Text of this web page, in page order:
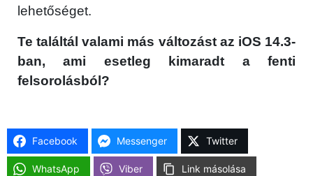
lehetőséget.
Te találtál valami más változást az iOS 14.3-
ban, ami esetleg kimaradt a fenti
felsorolásból?
Facebook Messenger Twitter
WhatsApp Viber Link másolása